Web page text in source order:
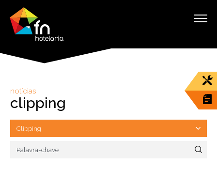
notícias
clipping